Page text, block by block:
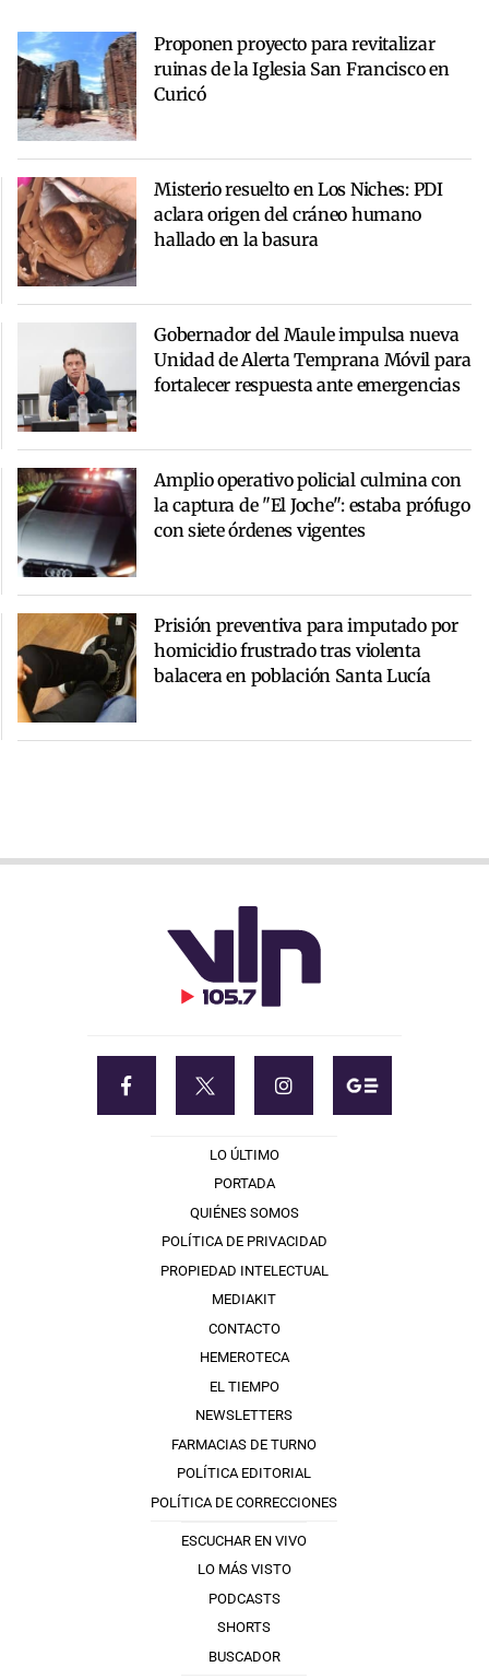
Proponen proyecto para revitalizar
ruinas de la Iglesia San Francisco en
Curicó
Misterio resuelto en Los Niches: PDI
aclara origen del cráneo humano
hallado en la basura
Gobernador del Maule impulsa nueva
Unidad de Alerta Temprana Móvil para
fortalecer respuesta ante emergencias
Amplio operativo policial culmina con
la captura de "El Joche": estaba prófugo
con siete órdenes vigentes
Prisión preventiva para imputado por
homicidio frustrado tras violenta
balacera en población Santa Lucía
LO ÚLTIMO
PORTADA
QUIÉNES SOMOS
POLÍTICA DE PRIVACIDAD
PROPIEDAD INTELECTUAL
MEDIAKIT
CONTACTO
HEMEROTECA
EL TIEMPO
NEWSLETTERS
FARMACIAS DE TURNO
POLÍTICA EDITORIAL
POLÍTICA DE CORRECCIONES
ESCUCHAR EN VIVO
LO MÁS VISTO
PODCASTS
SHORTS
BUSCADOR